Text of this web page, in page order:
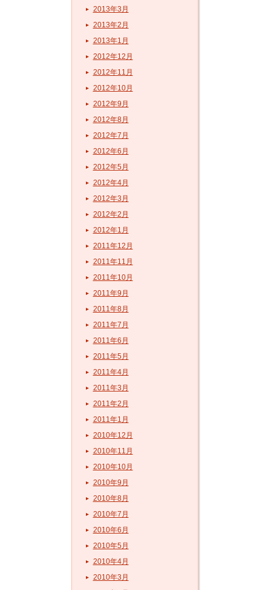
2013年3月
2013年2月
2013年1月
2012年12月
2012年11月
2012年10月
2012年9月
2012年8月
2012年7月
2012年6月
2012年5月
2012年4月
2012年3月
2012年2月
2012年1月
2011年12月
2011年11月
2011年10月
2011年9月
2011年8月
2011年7月
2011年6月
2011年5月
2011年4月
2011年3月
2011年2月
2011年1月
2010年12月
2010年11月
2010年10月
2010年9月
2010年8月
2010年7月
2010年6月
2010年5月
2010年4月
2010年3月